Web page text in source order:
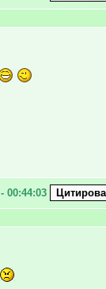
00:44:03